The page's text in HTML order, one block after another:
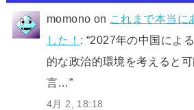
momono on これまで本当に
した！ : “2027年の中国によ
的な政治的環境を考えると
言…”
4月 2, 18:18